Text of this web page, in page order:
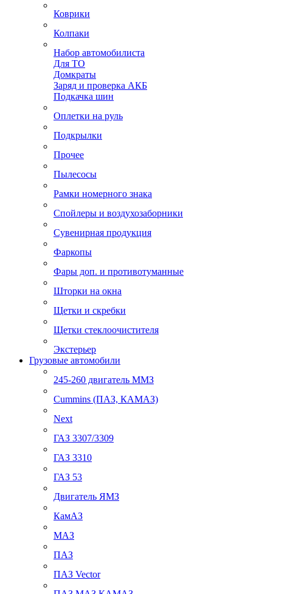
Коврики
Колпаки
Набор автомобилиста
Для ТО
Домкраты
Заряд и проверка АКБ
Подкачка шин
Оплетки на руль
Подкрылки
Прочее
Пылесосы
Рамки номерного знака
Спойлеры и воздухозаборники
Сувенирная продукция
Фаркопы
Фары доп. и противотуманные
Шторки на окна
Щетки и скребки
Щетки стеклоочистителя
Экстерьер
Грузовые автомобили
245-260 двигатель ММЗ
Cummins (ПАЗ, КАМАЗ)
Next
ГАЗ 3307/3309
ГАЗ 3310
ГАЗ 53
Двигатель ЯМЗ
КамАЗ
МАЗ
ПАЗ
ПАЗ Vector